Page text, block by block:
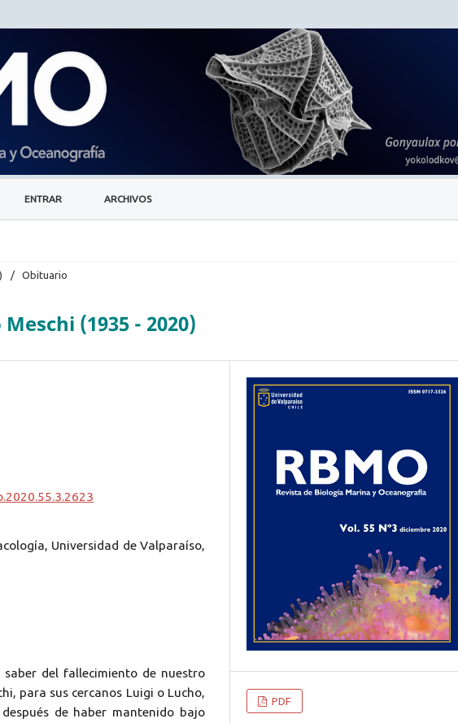
ENTRAR ARCHIVOS
/ Obituario
(1935 - 2020)
Universidad de Valparaíso,
del fallecimiento de nuestro
para sus cercanos Luigi o Lucho,
de haber mantenido bajo
PDF